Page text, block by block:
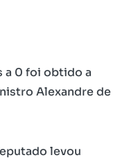
a 0 foi obtido a
Alexandre de
levou